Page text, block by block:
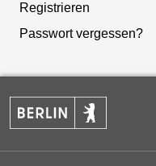
Registrieren
Passwort vergessen?